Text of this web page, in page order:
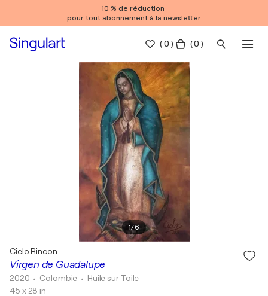
10 % de réduction
pour tout abonnement à la newsletter
(0 ) ( 0 )
1/6
Virgen de Guadalupe
Cielo Rincon
2020 • Colombie • Huile sur Toile
45 x 28 in